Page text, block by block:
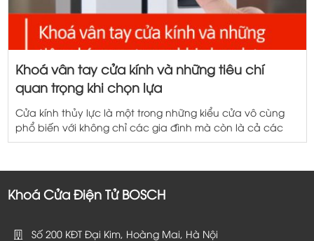
Khoá vân tay cửa kính và những tiêu chí
quan trọng khi chọn lựa
Cửa kính thủy lực là một trong những kiểu cửa vô cùng
phổ biến với không chỉ các gia đình mà còn là cả các
văn phòng, doanh nghiệp lớn. Cùng với xu hướng
khoá vân tay cửa kính cũng được rất nhiều doanh
nghiệp […]
Khoá Cửa Điện Tử BOSCH
Số 200 KĐT Đại Kim, Hoàng Mai, Hà Nội